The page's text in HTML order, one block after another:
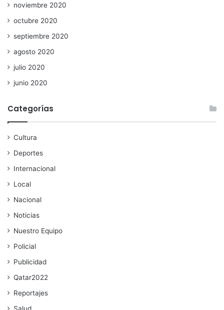
noviembre 2020
octubre 2020
septiembre 2020
agosto 2020
julio 2020
junio 2020
Categorías
Cultura
Deportes
Internacional
Local
Nacional
Noticias
Nuestro Equipo
Policial
Publicidad
Qatar2022
Reportajes
Salud